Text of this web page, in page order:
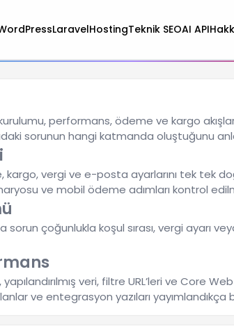
LaravelHostingTeknik SEOAI API
performans, ödeme ve kargo
sorunun hangi katmanda oluştuğunu
vergi ve e-posta ayarlarını tek tek
ve mobil ödeme adımları kontrol
çoğunlukla koşul sırası, vergi ayarı
veri, filtre URL’leri ve Core
ve entegrasyon yazıları